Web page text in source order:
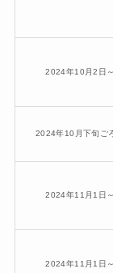
2024年10月2日～
2024年10月下旬ご
2024年11月1日～
2024年11月1日～